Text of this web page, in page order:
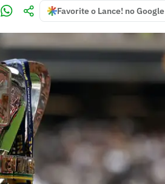
Favorite o Lance! no Google